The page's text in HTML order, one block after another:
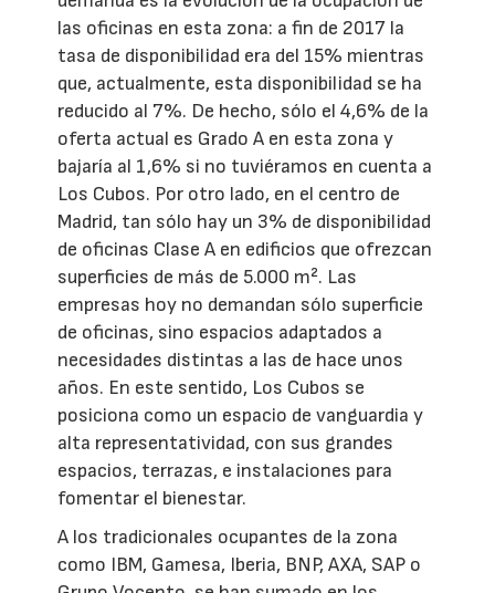
las oficinas en esta zona: a fin de 2017 la
tasa de disponibilidad era del 15% mientras
que, actualmente, esta disponibilidad se ha
reducido al 7%. De hecho, sólo el 4,6% de la
oferta actual es Grado A en esta zona y
bajaría al 1,6% si no tuviéramos en cuenta a
Los Cubos. Por otro lado, en el centro de
Madrid, tan sólo hay un 3% de disponibilidad
de oficinas Clase A en edificios que ofrezcan
superficies de más de 5.000 m². Las
empresas hoy no demandan sólo superficie
de oficinas, sino espacios adaptados a
necesidades distintas a las de hace unos
años. En este sentido, Los Cubos se
posiciona como un espacio de vanguardia y
alta representatividad, con sus grandes
espacios, terrazas, e instalaciones para
fomentar el bienestar.
A los tradicionales ocupantes de la zona
como IBM, Gamesa, Iberia, BNP, AXA, SAP o